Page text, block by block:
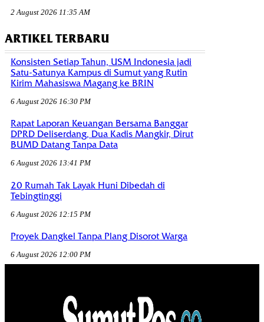
2 August 2026 11:35 AM
ARTIKEL TERBARU
Konsisten Setiap Tahun, USM Indonesia jadi
Satu-Satunya Kampus di Sumut yang Rutin
Kirim Mahasiswa Magang ke BRIN
6 August 2026 16:30 PM
Rapat Laporan Keuangan Bersama Banggar
DPRD Deliserdang, Dua Kadis Mangkir, Dirut
BUMD Datang Tanpa Data
6 August 2026 13:41 PM
20 Rumah Tak Layak Huni Dibedah di
Tebingtinggi
6 August 2026 12:15 PM
Proyek Dangkel Tanpa Plang Disorot Warga
6 August 2026 12:00 PM